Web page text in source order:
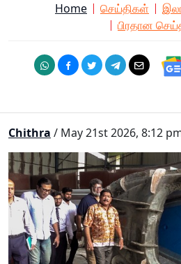
Home செய்திகள்
பிரதான
Chithra / May 21st 2026, 8:12